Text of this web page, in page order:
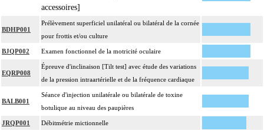
accessoires]
BDHP001
Prélèvement superficiel unilatéral ou bilatéral de la cornée
pour frottis et/ou culture
BJQP002 Examen fonctionnel de la motricité oculaire
EQRP008
Épreuve d'inclinaison [Tilt test] avec étude des variations
de la pression intraartérielle et de la fréquence cardiaque
BALB001
Séance d'injection unilatérale ou bilatérale de toxine
botulique au niveau des paupières
JRQP001 Débitmétrie mictionnelle